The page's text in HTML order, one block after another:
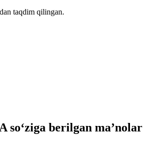
taqdim qilingan.
berilgan ma’nolar